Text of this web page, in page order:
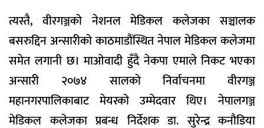
त्यस्तै, वीरगञ्जको नेशनल मेडिकल कलेजका सञ्चालक
बसरुद्दिन अन्सारीको काठमाडौंस्थित नेपाल मेडिकल कलेजमा
समेत लगानी छ। माओवादी हुँदै नेकपा एमाले निकट भएका
अन्सारी २०७४ सालको निर्वाचनमा वीरगञ्ज
महानगरपालिकाबाट मेयरको उम्मेदवार थिए। नेपालगञ्ज
मेडिकल कलेजका प्रबन्ध निर्देशक डा. सुरेन्द्र कनौडिया